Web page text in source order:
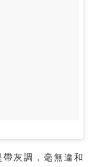
灰調，毫無違和